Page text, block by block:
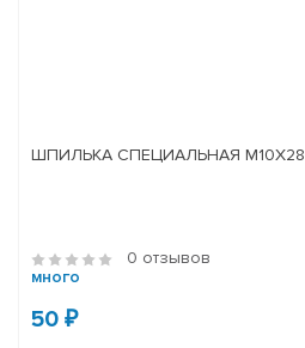
ШПИЛЬКА СПЕЦИАЛЬНАЯ М10Х28
0 отзывов
много
50 ₽